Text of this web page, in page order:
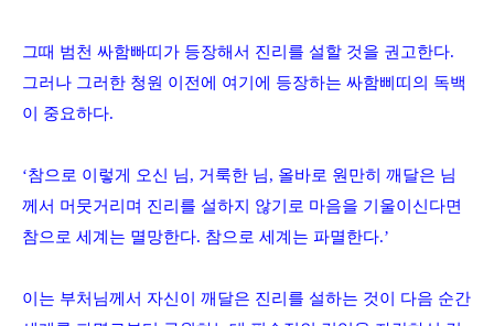
그때 범천 싸함빠띠가 등장해서 진리를 설할 것을 권고한다.
그러나 그러한 청원 이전에 여기에 등장하는 싸함삐띠의 독백
이 중요하다.
‘참으로 이렇게 오신 님, 거룩한 님, 올바로 원만히 깨달은 님
께서 머뭇거리며 진리를 설하지 않기로 마음을 기울이신다면
참으로 세계는 멸망한다. 참으로 세계는 파멸한다.’
이는 부처님께서 자신이 깨달은 진리를 설하는 것이 다음 순간